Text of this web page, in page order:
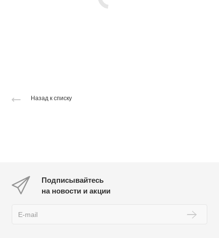
Назад к списку
Подписывайтесь
на новости и акции